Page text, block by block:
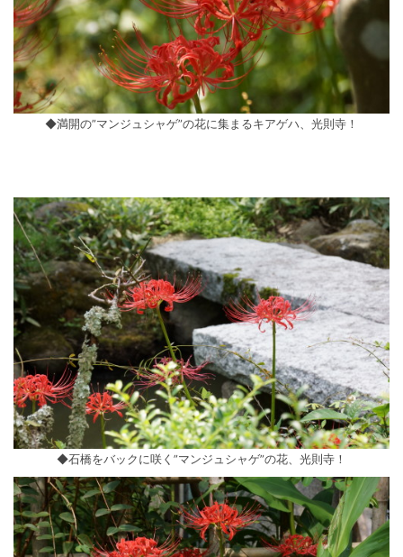
◆満開の”マンジュシャゲ”の花に集まるキアゲハ、光則寺！
◆石橋をバックに咲く”マンジュシャゲ”の花、光則寺！